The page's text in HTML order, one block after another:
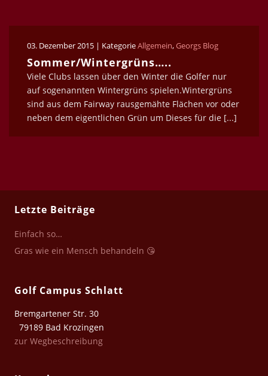
03. Dezember 2015 | KategorieAllgemein,Georgs Blog
Sommer/Wintergrüns…..
Viele Clubs lassen über den Winter die Golfer nur
auf sogenannten Wintergrüns spielen.Wintergrüns
sind aus dem Fairway rausgemähte Flächen vor oder
neben dem eigentlichen Grün um Dieses für die [...]
Letzte Beiträge
Einfach so…
Gras wie ein Mensch behandeln 😘
Golf Campus Schlatt
Bremgartener Str. 30
79189 Bad Krozingen
zur Wegbeschreibung